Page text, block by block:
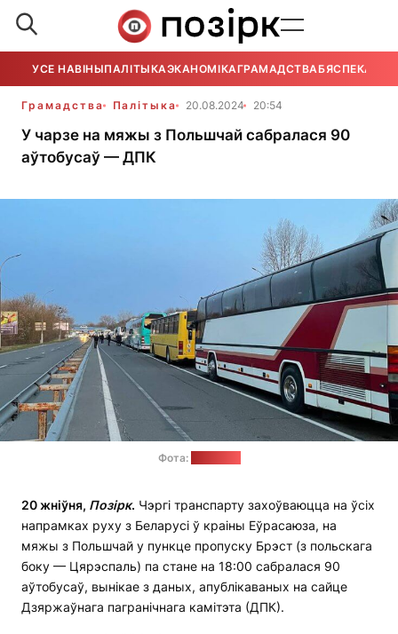
УСЕ НАВІНЫПАЛІТЫКАЭКАНОМІКАГРАМАДСТВАБЯСПЕКА
Грамадства Палітыка 20.08.2024 20:54
У чарзе на мяжы з Польшчай сабралася 90
аўтобусаў — ДПК
Фота:
20 жніўня, Позірк. Чэргі транспарту захоўваюцца на ўсіх
напрамках руху з Беларусі ў краіны Еўрасаюза, на
мяжы з Польшчай у пункце пропуску Брэст (з польскага
боку — Цярэспаль) па стане на 18:00 сабралася 90
аўтобусаў, вынікае з даных, апублікаваных на сайце
Дзяржаўнага пагранічнага камітэта (ДПК).